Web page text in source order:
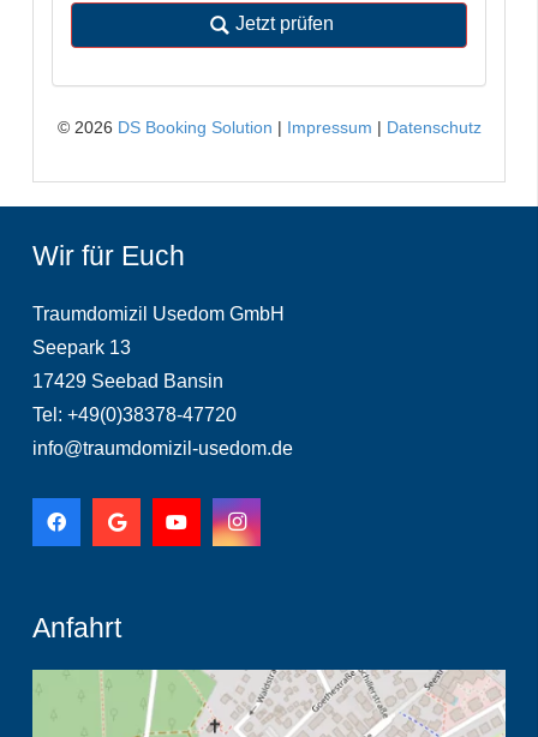
Wir für Euch
Traumdomizil Usedom GmbH
Seepark 13
17429 Seebad Bansin
Tel: +49(0)38378-47720
info@traumdomizil-usedom.de
Anfahrt